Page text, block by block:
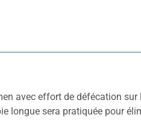
avec effort de défécation
longue sera pratiquée pour